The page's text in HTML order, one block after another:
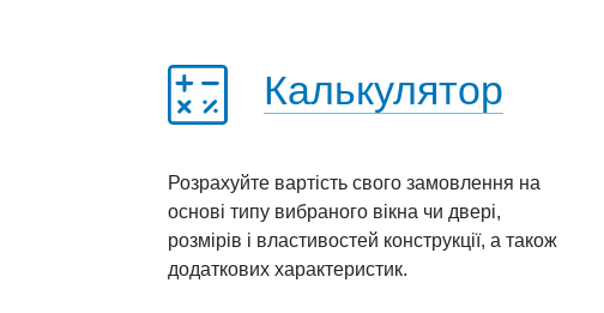
Калькулятор
Розрахуйте вартість свого замовлення на
основі типу вибраного вікна чи двері,
розмірів і властивостей конструкції, а також
додаткових характеристик.